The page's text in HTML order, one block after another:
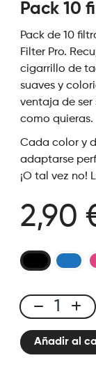
Pack 10
Pack de 10
Filter Pro.
cigarrillo de
suaves y
ventaja de
como quieras.
Cada color y
adaptarse
¡O tal vez no!
2,90
Pack
10
filtrosAñadir al